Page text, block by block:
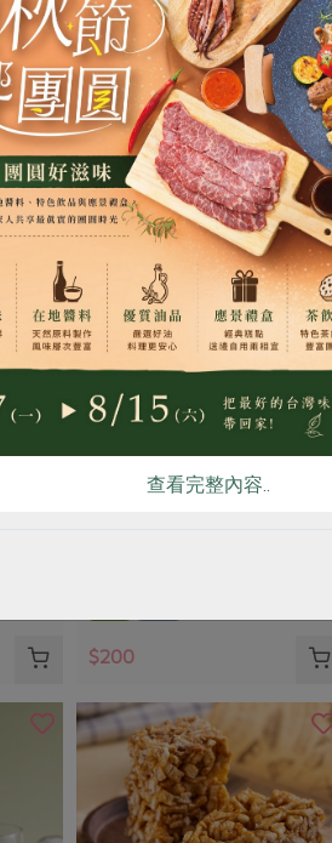
200毫升/瓶
全素
常溫
$40
保證責任屏東縣永信蔬果運銷合作社
$200
RPET 食譜 減硝酸鹽 雞蛋
查看完整內容..